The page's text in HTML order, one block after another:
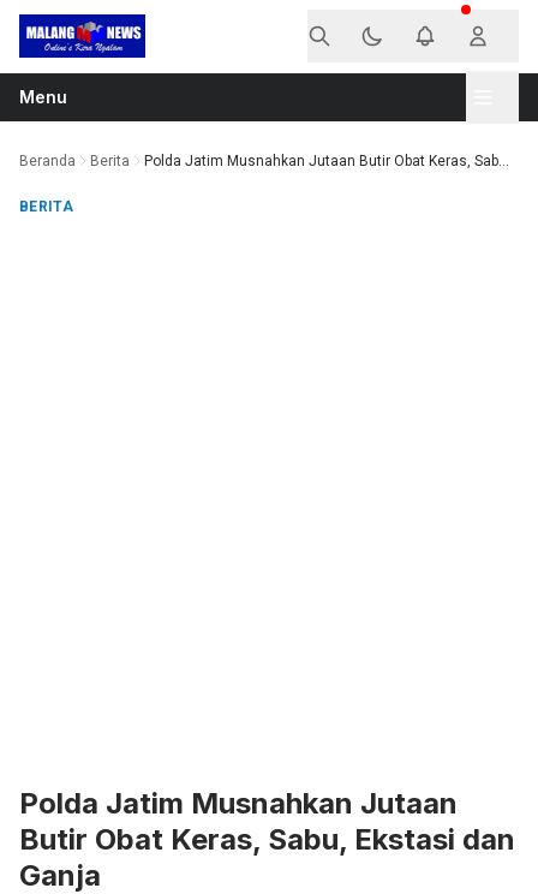
Langsung ke konten
Menu
Beranda Berita Polda Jatim Musnahkan Jutaan Butir Obat Keras, Sab...
BERITA
Polda Jatim Musnahkan Jutaan
Butir Obat Keras, Sabu, Ekstasi dan
Ganja